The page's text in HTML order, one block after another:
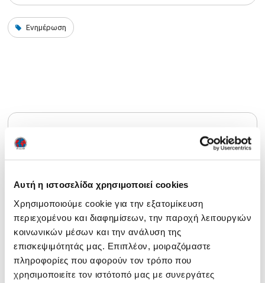
Αυτή η ιστοσελίδα χρησιμοποιεί cookies
Χρησιμοποιούμε cookie για την εξατομίκευση
περιεχομένου και διαφημίσεων, την παροχή λειτουργιών
κοινωνικών μέσων και την ανάλυση της
επισκεψιμότητάς μας. Επιπλέον, μοιραζόμαστε
πληροφορίες που αφορούν τον τρόπο που
χρησιμοποιείτε τον ιστότοπό μας με συνεργάτες
Ενημέρωση
Τελευταία νέα
Ενημέρωση 29/07/2026 29 July 2026
Αναρτήθηκαν τα αποτελέσματα NOCN Μαΐου 2026
July 2026